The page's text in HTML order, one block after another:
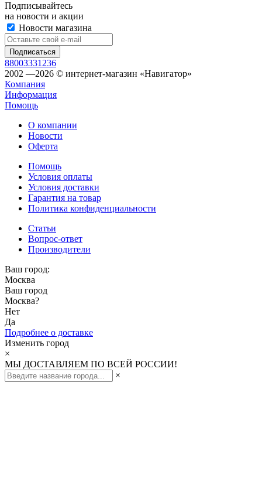
Подписывайтесь
на новости и акции
Новости магазина
88003331236
2002 —2026 © интернет-магазин «Навигатор»
Компания
Информация
Помощь
О компании
Новости
Оферта
Помощь
Условия оплаты
Условия доставки
Гарантия на товар
Политика конфиденциальности
Статьи
Вопрос-ответ
Производители
Ваш город:
Москва
Ваш город
Москва?
Нет
Да
Подробнее о доставке
Изменить город
×
МЫ ДОСТАВЛЯЕМ ПО ВСЕЙ РОССИИ!
×